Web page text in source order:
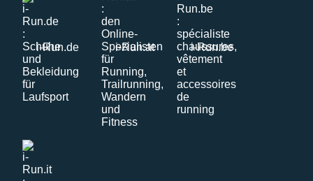
i-Run.de i-Run.at i-Run.be